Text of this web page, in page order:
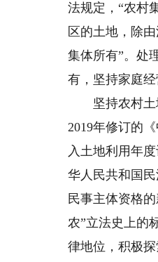
法规定，“农村
区的土地，除
集体所有”。处
有，坚持家庭
坚持农村土地
2019年修订的
入土地利用年
华人民共和国
民事主体资格
农”立法史上的
律地位，积极